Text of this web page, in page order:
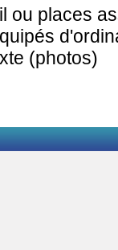
ou places
(photos)